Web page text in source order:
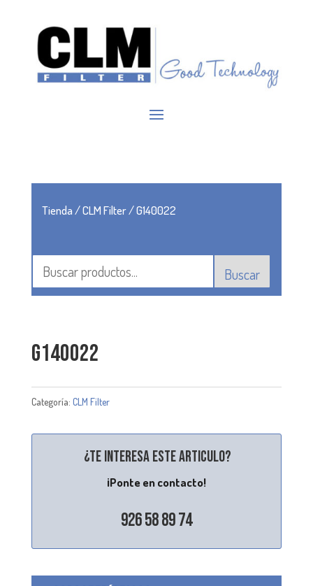
Tienda/CLM Filter/ G140022
Buscar
G140022
Categoría: CLM Filter
¿Te interesa este articulo?
¡Ponte en contacto!
926 58 89 74